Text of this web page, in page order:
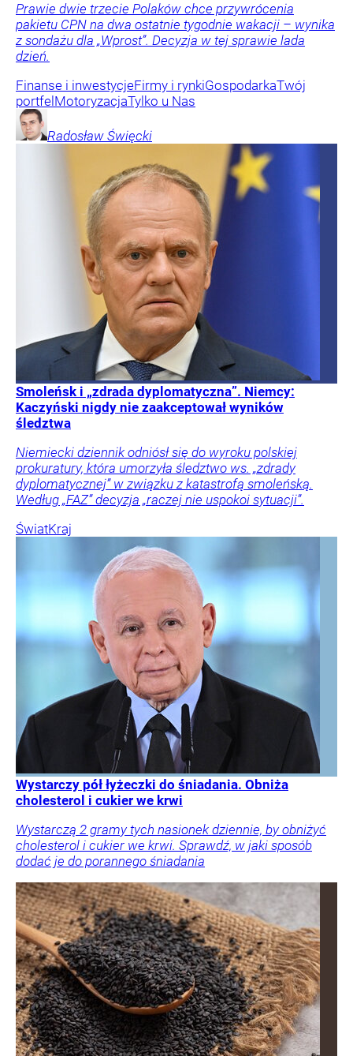
Prawie dwie trzecie Polaków chce przywrócenia
pakietu CPN na dwa ostatnie tygodnie wakacji – wynika
z sondażu dla „Wprost”. Decyzja w tej sprawie lada
dzień.
Finanse i inwestycjeFirmy i rynkiGospodarkaTwój
portfel MotoryzacjaTylko u Nas
Radosław Święcki
Smoleńsk i „zdrada dyplomatyczna”. Niemcy:
Kaczyński nigdy nie zaakceptował wyników
śledztwa
Niemiecki dziennik odniósł się do wyroku polskiej
prokuratury, która umorzyła śledztwo ws. „zdrady
dyplomatycznej” w związku z katastrofą smoleńską.
Według „FAZ” decyzja „raczej nie uspokoi sytuacji”.
ŚwiatKraj
Wystarczy pół łyżeczki do śniadania. Obniża
cholesterol i cukier we krwi
Wystarczą 2 gramy tych nasionek dziennie, by obniżyć
cholesterol i cukier we krwi. Sprawdź, w jaki sposób
dodać je do porannego śniadania